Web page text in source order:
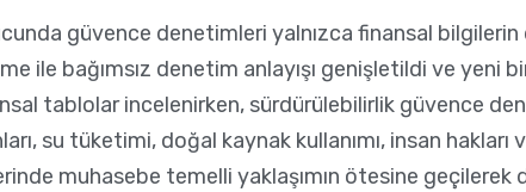
güvence denetimleri yalnızca finansal
ile bağımsız denetim anlayışı genişletildi ve yeni
tablolar incelenirken, sürdürülebilirlik güvence
su tüketimi, doğal kaynak kullanımı, insan
muhasebe temelli yaklaşımın ötesine geçilerek